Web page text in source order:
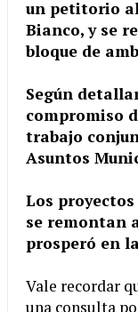
un petitorio
Bianco, y se
bloque de
Según
compromiso
trabajo
Asuntos
Los
se remontan
prosperó en
Vale recordar
una consulta